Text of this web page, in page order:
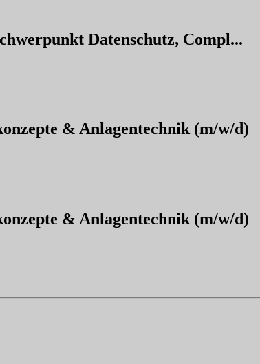
Datenschutz, Compl...
& Anlagentechnik (m/w/d)
& Anlagentechnik (m/w/d)